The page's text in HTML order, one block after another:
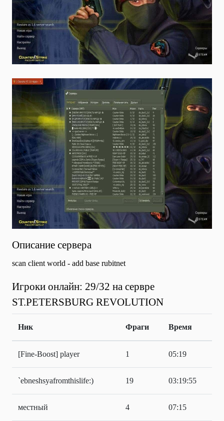
Описание сервера
scan client world - add base rubitnet
Игроки онлайн: 29/32 на сервре
ST.PETERSBURG REVOLUTION
Ник Фраги Время
[Fine-Boost] player 1 05:19
`ebneshsyafromthislife:) 19 03:19:55
местный 4 07:15